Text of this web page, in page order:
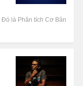
là Phân tích Cơ Bản